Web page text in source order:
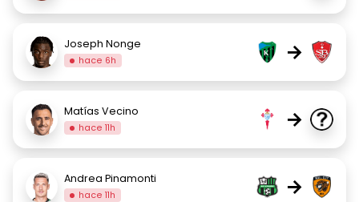
Joseph Nonge
hace 6h →
Matías Vecino
hace 11h →
Andrea Pinamonti
hace 11h →